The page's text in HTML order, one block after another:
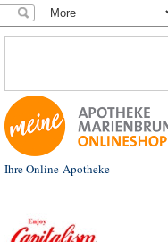
Ihre Online-Apotheke